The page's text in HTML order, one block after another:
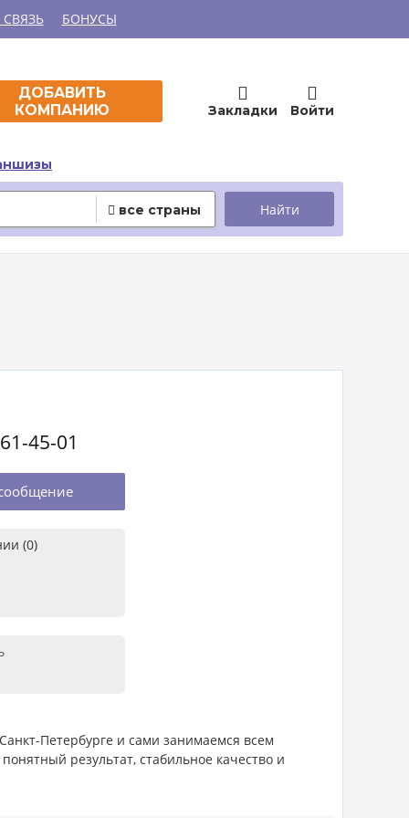
БОНУСЫ
ДОБАВИТЬ
КОМПАНИЮ

Закладки

Войти
 все страны
45-01
(0)
Петербурге и сами занимаемся всем
результат, стабильное качество и